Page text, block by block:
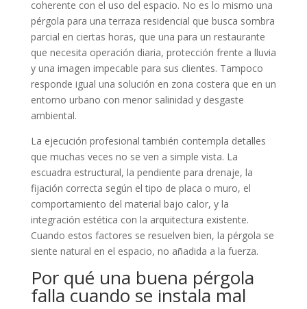
coherente con el uso del espacio. No es lo mismo una
pérgola para una terraza residencial que busca sombra
parcial en ciertas horas, que una para un restaurante
que necesita operación diaria, protección frente a lluvia
y una imagen impecable para sus clientes. Tampoco
responde igual una solución en zona costera que en un
entorno urbano con menor salinidad y desgaste
ambiental.
La ejecución profesional también contempla detalles
que muchas veces no se ven a simple vista. La
escuadra estructural, la pendiente para drenaje, la
fijación correcta según el tipo de placa o muro, el
comportamiento del material bajo calor, y la
integración estética con la arquitectura existente.
Cuando estos factores se resuelven bien, la pérgola se
siente natural en el espacio, no añadida a la fuerza.
Por qué una buena pérgola
falla cuando se instala mal